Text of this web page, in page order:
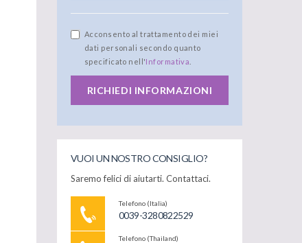
Acconsento al trattamento dei miei
dati personali secondo quanto
specificato nell'Informativa
RICHIEDI INFORMAZIONI
VUOI UN NOSTRO CONSIGLIO?
Saremo felici di aiutarti. Contattaci.
Telefono (Italia)
0039-3280822529
Telefono (Thailand)